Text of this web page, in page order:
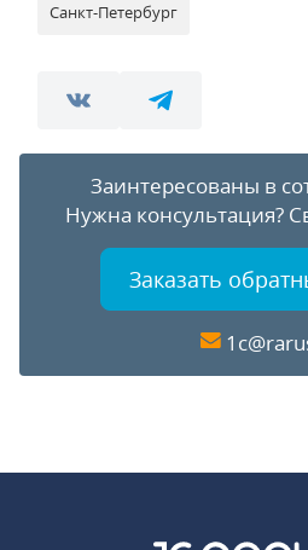
Санкт-Петербург
Заинтересованы в
Нужна консультация?
Заказать